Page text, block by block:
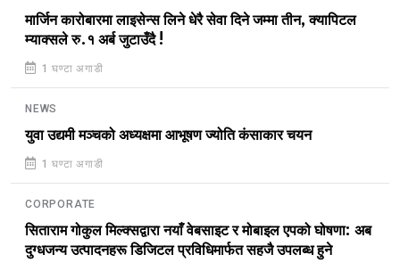
मार्जिन कारोबारमा लाइसेन्स लिने धेरै सेवा दिने जम्मा तीन, क्यापिटल
म्याक्सले रु.१ अर्ब जुटाउँदै !
1 घण्टा अगाडी
NEWS
युवा उद्यमी मञ्चको अध्यक्षमा आभूषण ज्योति कंसाकार चयन
1 घण्टा अगाडी
CORPORATE
सिताराम गोकुल मिल्क्सद्वारा नयाँ वेबसाइट र मोबाइल एपको घोषणा: अब
दुग्धजन्य उत्पादनहरू डिजिटल प्रविधिमार्फत सहजै उपलब्ध हुने